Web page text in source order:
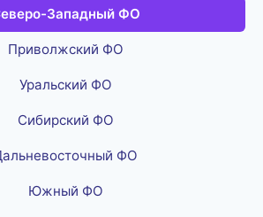
Западный ФО
Приволжский ФО
Уральский ФО
Сибирский ФО
ФО
Южный ФО